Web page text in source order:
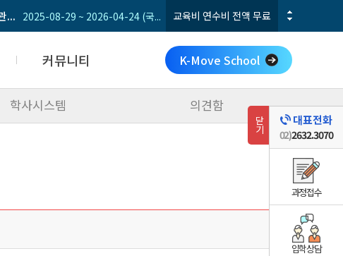
모집중 전기기능사 실기 파이널 2개월(9회/주말) 교육비
커뮤니티
공지사항
갤러리
K-Move School
학사시스템 의견함
대표전화
02)2632.3070
과정접수
입학상담
닫기